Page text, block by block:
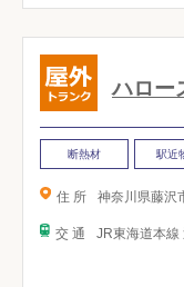
ハロー
断熱材 駅近
住 所 神奈川県藤沢
交 通 JR東海道本線